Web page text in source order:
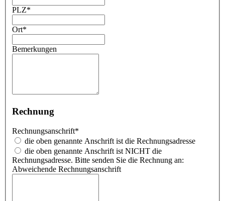
PLZ*
Ort*
Bemerkungen
Rechnung
Rechnungsanschrift*
die oben genannte Anschrift ist die Rechnungsadresse
Rechnungsadresse. Bitte senden Sie die Rechnung an:
Abweichende Rechnungsanschrift